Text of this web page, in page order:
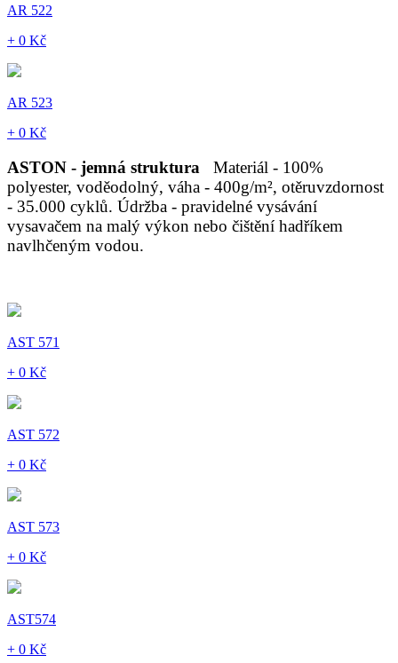
AR 522
+ 0 Kč
AR 523
+ 0 Kč
ASTON - jemná struktura
Materiál - 100%
polyester, voděodolný, váha - 400g/m², otěruvzdornost
- 35.000 cyklů. Údržba - pravidelné vysávání
vysavačem na malý výkon nebo čištění hadříkem
navlhčeným vodou.
AST 571
+ 0 Kč
AST 572
+ 0 Kč
AST 573
+ 0 Kč
AST574
+ 0 Kč